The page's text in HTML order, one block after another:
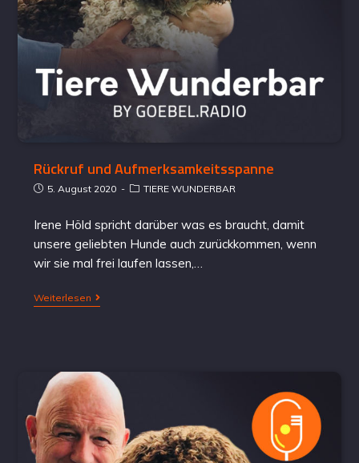
Rückruf und Aufmerksamkeitsspanne
5. August 2020 TIERE WUNDERBAR
Irene Höld spricht darüber was es braucht, damit
unsere geliebten Hunde auch zurückkommen, wenn
wir sie mal frei laufen lassen,…
Weiterlesen